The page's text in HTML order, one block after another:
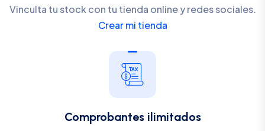
Vinculta tu stock con tu tienda online y redes sociales.
Crear mi tienda
Comprobantes ilimitados